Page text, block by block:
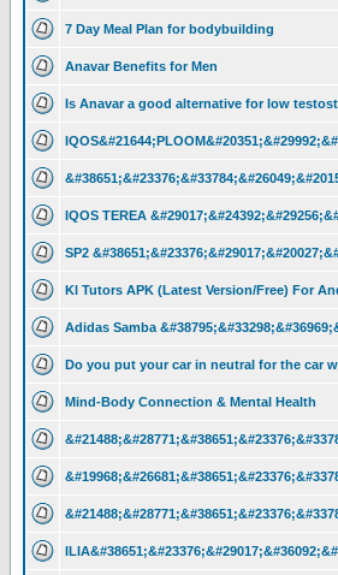
7 Day Meal Plan for bodybuilding
Anavar Benefits for Men
Is Anavar a good alternative for low
IQOS TEREA
SP2
Kl Tutors APK (Latest Version/Free) For
Adidas Samba
Do you put your car in neutral for the car
Mind-Body Connection & Mental Health